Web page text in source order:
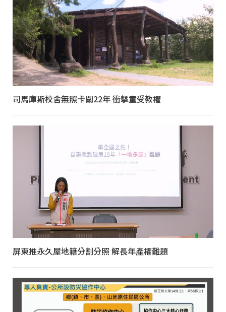
司馬庫斯校舍無照卡關22年 衝擊童受教權
屏東推永久屋地籍分割分照 解長年產權難題